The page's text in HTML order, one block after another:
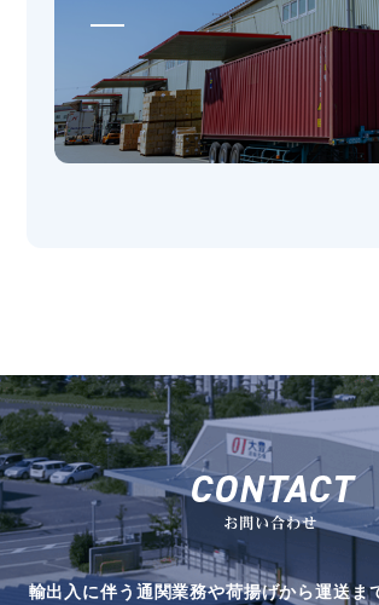
CONTACT
お問い合わせ
輸出入に伴う通関業務や荷揚げから運送ま